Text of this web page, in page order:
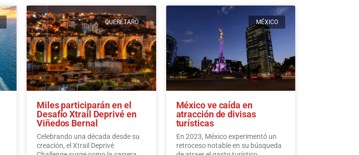
QUERÉTARO
Miles participarán en el
Desafío Xtrail Deprivé en
Viñedos Bernal
Celebrando una década desde su
creación, el Xtrail Deprivé
MÉXICO
México ve caída en
atracción de divisas
turísticas
En 2023, México experimentó un
retroceso notable en su búsqueda